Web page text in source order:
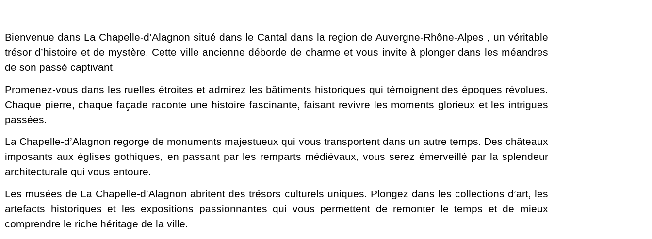
Bienvenue dans La Chapelle-d’Alagnon situé dans le Cantal dans la region de Auvergne-Rhône-Alpes , un véritable
trésor d’histoire et de mystère. Cette ville ancienne déborde de charme et vous invite à plonger dans les méandres
de son passé captivant.
Promenez-vous dans les ruelles étroites et admirez les bâtiments historiques qui témoignent des époques révolues.
Chaque pierre, chaque façade raconte une histoire fascinante, faisant revivre les moments glorieux et les intrigues
passées.
La Chapelle-d’Alagnon regorge de monuments majestueux qui vous transportent dans un autre temps. Des châteaux
imposants aux églises gothiques, en passant par les remparts médiévaux, vous serez émerveillé par la splendeur
architecturale qui vous entoure.
Les musées de La Chapelle-d’Alagnon abritent des trésors culturels uniques. Plongez dans les collections d’art, les
artefacts historiques et les expositions passionnantes qui vous permettent de remonter le temps et de mieux
comprendre le riche héritage de la ville.